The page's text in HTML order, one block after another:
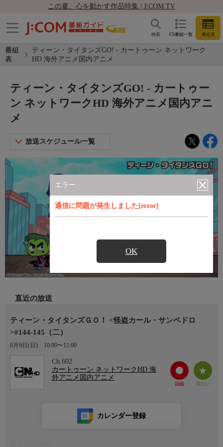
この夏、心を動かす作品特集 | J:COM TV
CS番組一覧 番組表
検索
番組
表
ティーン・タイタンズGO! - カートゥーン ネットワーク
HD 海外アニメ国内アニメ
エラー
通信に問題が発生しました[error]
OK
ティーン・タイタンズGO! - カートゥー
ン ネットワークHD 海外アニメ国内アニ
メ
放送スケジュール一覧
直近の放送
ティーン・タイタンズＧＯ！ <怪盗カール・サンペドロ
>#144-145（二）
8月9日(日) 10:00〜11:00
Ch.602
カートゥーン ネットワークHD 海
外アニメ国内アニメ
カレンダー登録